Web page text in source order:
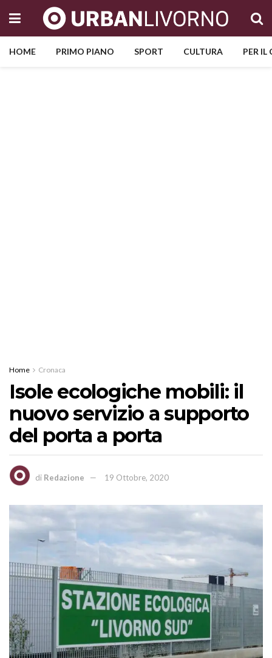
HOME PRIMO PIANO SPORT CULTURA PER
Home Cronaca
Isole ecologiche mobili: il
nuovo servizio a supporto
del porta a porta
di Redazione 19 Ottobre, 2020